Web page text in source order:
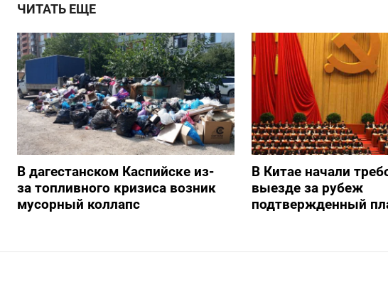
ЧИТАТЬ ЕЩЕ
В дагестанском Каспийске из-
за топливного кризиса возник
мусорный коллапс
В Китае начали
выезде за рубеж
подтвержденный